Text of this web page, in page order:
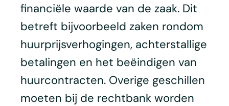
financiële waarde van de zaak. Dit
betreft bijvoorbeeld zaken rondom
huurprijsverhogingen, achterstallige
betalingen en het beëindigen van
huurcontracten. Overige geschillen
moeten bij de rechtbank worden